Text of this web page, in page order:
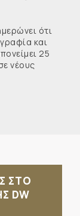
ότι
και
25
νέους
ΣΤΟ
DW